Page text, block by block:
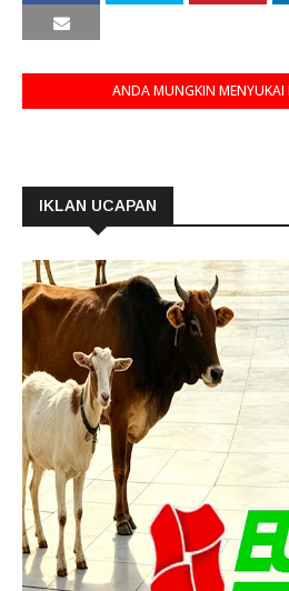
ANDA MUNGKIN
IKLAN UCAPAN